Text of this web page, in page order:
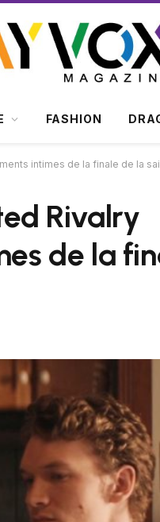
FASHION
intimes de la finale de la
Rivalry
de la